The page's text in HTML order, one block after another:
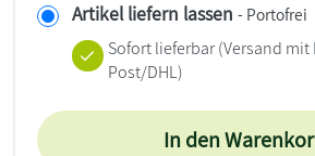
Artikel liefern lassen - Portofrei
Sofort lieferbar(Versand mit
Post/DHL)
In den